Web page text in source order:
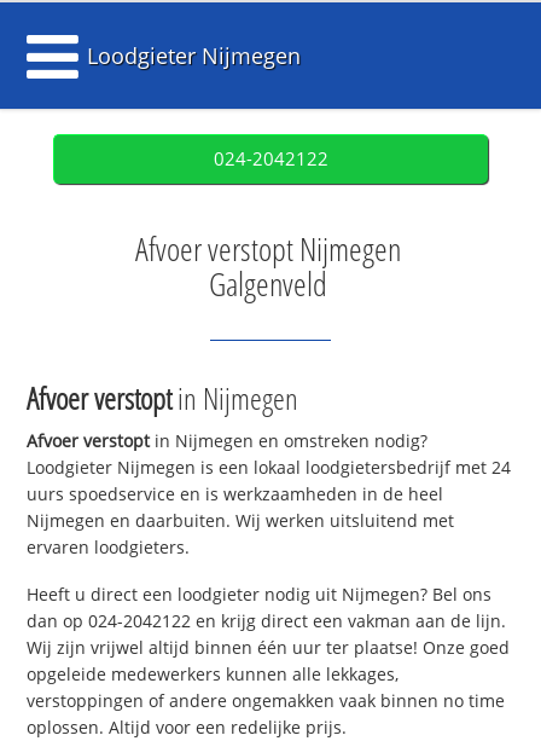
Loodgieter Nijmegen
024-2042122
Afvoer verstopt Nijmegen
Galgenveld
Afvoer verstoptin Nijmegen
Afvoer verstoptin Nijmegen en omstreken nodig?
Loodgieter Nijmegen is een lokaal loodgietersbedrijf met 24
uurs spoedservice en is werkzaamheden in de heel
Nijmegen en daarbuiten. Wij werken uitsluitend met
ervaren loodgieters.
Heeft u direct een loodgieter nodig uit Nijmegen? Bel ons
dan op 024-2042122 en krijg direct een vakman aan de lijn.
Wij zijn vrijwel altijd binnen één uur ter plaatse! Onze goed
opgeleide medewerkers kunnen alle lekkages,
verstoppingen of andere ongemakken vaak binnen no time
oplossen. Altijd voor een redelijke prijs.